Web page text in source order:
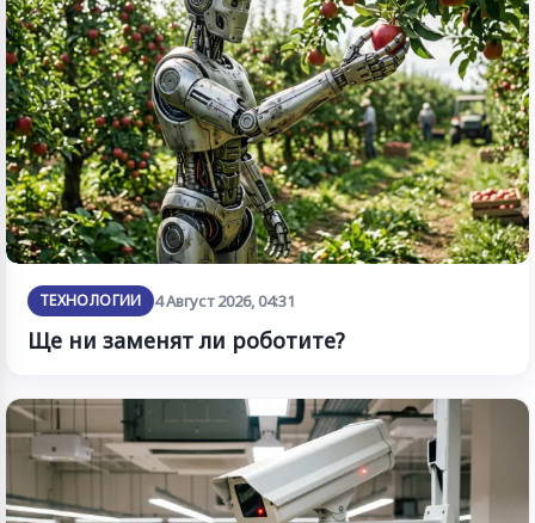
ТЕХНОЛОГИИ 4 Август 2026, 04:31
Ще ни заменят ли роботите?